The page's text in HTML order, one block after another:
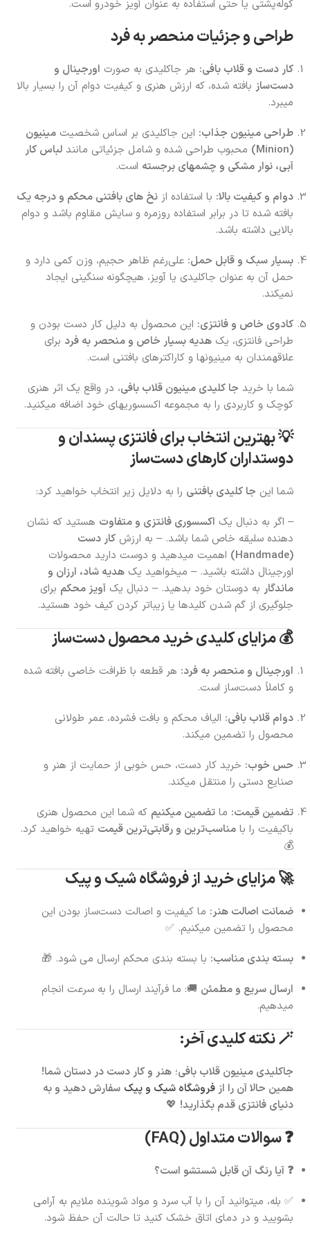
کوله‌پشتی یا حتی استفاده به عنوان آویز خودرو است.
طراحی و جزئیات منحصر به فرد
کار دست و قلاب بافی: هر جاکلیدی به صورت اورجینال و
دست‌ساز بافته شده، که ارزش هنری و کیفیت دوام آن را بسیار بالا
میبرد.
طراحی مینیون جذاب: این جاکلیدی بر اساس شخصیت مینیون
(Minion)
محبوب طراحی شده و شامل جزئیاتی مانند لباس کار
آبی، نوار مشکی و چشمهای برجسته است.
دوام و کیفیت بالا: با استفاده از نخ‌ های بافتنی محکم و درجه یک
بافته شده تا در برابر استفاده روزمره و سایش مقاوم باشد و دوام
بالایی داشته باشد.
بسیار سبک و قابل حمل: علی‌رغم ظاهر حجیم، وزن کمی دارد و
حمل آن به عنوان جاکلیدی یا آویز، هیچگونه سنگینی ایجاد
نمیکند.
کادوی خاص و فانتزی: این محصول به دلیل کار دست بودن و
طراحی فانتزی، یک هدیه بسیار خاص و منحصر به فرد برای
علاقهمندان به مینیونها و کاراکترهای بافتنی است.
شما با خرید جا کلیدی مینیون قلاب بافی، در واقع یک اثر هنری
کوچک و کاربردی را به مجموعه اکسسوریهای خود اضافه میکنید.
💡 بهترین انتخاب برای فانتزی پسندان و
دوستداران کارهای دست‌ساز
شما این جا کلیدی بافتنی را به دلایل زیر انتخاب خواهید کرد:
– اگر به دنبال یک اکسسوری فانتزی و متفاوت هستید که نشان
دهنده سلیقه خاص شما باشد. – به ارزش کار دست
(Handmade)
اهمیت میدهید و دوست دارید محصولات
اورجینال داشته باشید. – میخواهید یک هدیه شاد، ارزان و
ماندگار به دوستان خود بدهید. – دنبال یک آویز محکم برای
جلوگیری از گم شدن کلیدها یا زیباتر کردن کیف خود هستید.
💰 مزایای کلیدی خرید محصول دست‌ساز
اورجینال و منحصر به فرد: هر قطعه با ظرافت خاصی بافته شده
و کاملاً دست‌ساز است.
دوام قلاب بافی: الیاف محکم و بافت فشرده، عمر طولانی
محصول را تضمین میکند.
حس خوب: خرید کار دست، حس خوبی از حمایت از هنر و
صنایع دستی را منتقل میکند.
تضمین قیمت: ما تضمین میکنیم که شما این محصول هنری
باکیفیت را با مناسب‌ترین و رقابتی‌ترین قیمت تهیه خواهید کرد.
💰
🚀 مزایای خرید از فروشگاه شیک و پیک
ضمانت اصالت هنر: ما کیفیت و اصالت دست‌ساز بودن این
محصول را تضمین میکنیم. ✅
بسته بندی مناسب: با بسته بندی محکم ارسال می شود. 🎁
ارسال سریع و مطمئن 🚚: ما فرآیند ارسال را به سرعت انجام
میدهیم.
🪄 نکته کلیدی آخر:
جاکلیدی مینیون قلاب بافی؛ هنر و کار دست در دستان شما!
همین حالا آن را ازفروشگاه شیک و پیک سفارش دهید و به
دنیای فانتزی قدم بگذارید! 💖
❓ سوالات متداول (FAQ)
❓ آیا رنگ آن قابل شستشو است؟
✅ بله، میتوانید آن را با آب سرد و مواد شوینده ملایم به آرامی
بشویید و در دمای اتاق خشک کنید تا حالت آن حفظ شود.